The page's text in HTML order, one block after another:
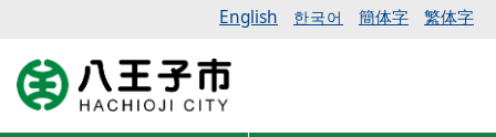
English 한국어 簡体字 繁体字